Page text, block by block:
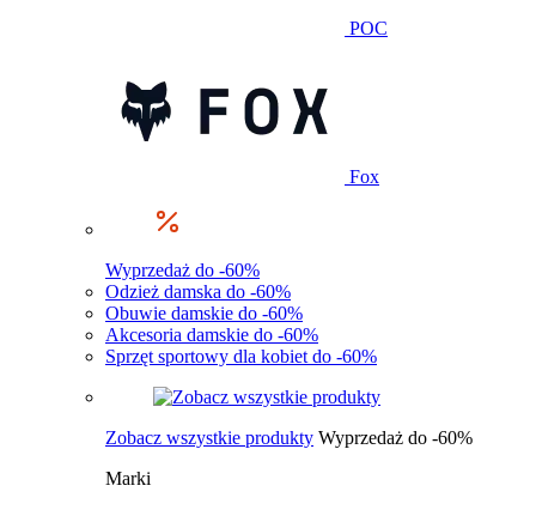
POC
Fox
Wyprzedaż do -60%
Odzież damska do -60%
Obuwie damskie do -60%
Akcesoria damskie do -60%
Sprzęt sportowy dla kobiet do -60%
Zobacz wszystkie produkty Wyprzedaż do -60%
Marki